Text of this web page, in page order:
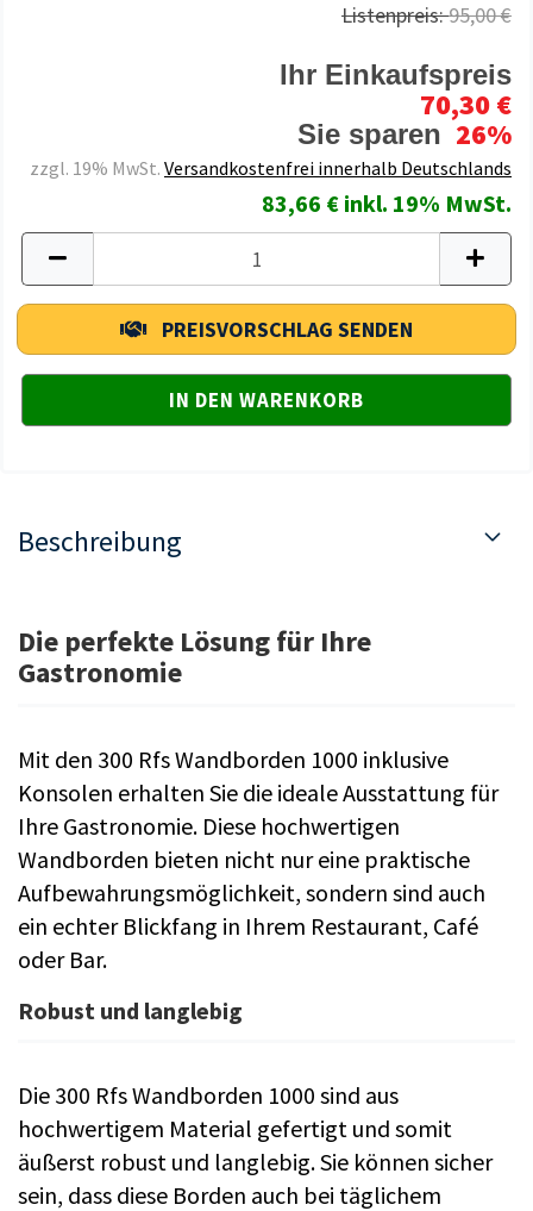
Listenpreis:95,00 €
Ihr Einkaufspreis
70,30 €
Sie sparen 26%
zzgl. 19% MwSt. Versandkostenfrei innerhalb Deutschlands
83,66 € inkl. 19% MwSt.
PREISVORSCHLAG SENDEN
Beschreibung
Die perfekte Lösung für Ihre
Gastronomie
Mit den 300 Rfs Wandborden 1000 inklusive
Konsolen erhalten Sie die ideale Ausstattung für
Ihre Gastronomie. Diese hochwertigen
Wandborden bieten nicht nur eine praktische
Aufbewahrungsmöglichkeit, sondern sind auch
ein echter Blickfang in Ihrem Restaurant, Café
oder Bar.
Robust und langlebig
Die 300 Rfs Wandborden 1000 sind aus
hochwertigem Material gefertigt und somit
äußerst robust und langlebig. Sie können sicher
sein, dass diese Borden auch bei täglichem